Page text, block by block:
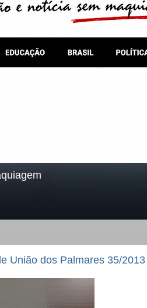
União dos Palmares 35/2013